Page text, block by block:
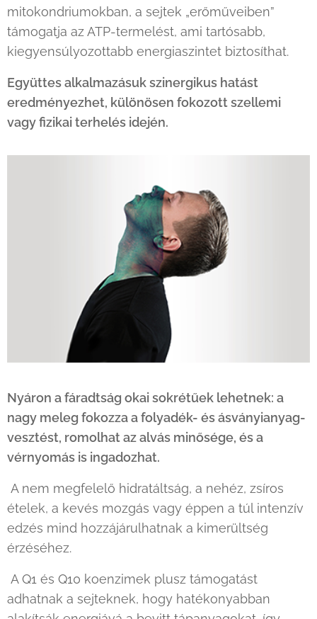
mitokondriumokban, a sejtek „erőműveiben”
támogatja az ATP-termelést, ami tartósabb,
kiegyensúlyozottabb energiaszintet biztosíthat.
Együttes alkalmazásuk szinergikus hatást
eredményezhet, különösen fokozott szellemi
vagy fizikai terhelés idején.
Nyáron a fáradtság okai sokrétűek lehetnek: a
nagy meleg fokozza a folyadék- és ásványianyag-
vesztést, romolhat az alvás minősége, és a
vérnyomás is ingadozhat.
A nem megfelelő hidratáltság, a nehéz, zsíros
ételek, a kevés mozgás vagy éppen a túl intenzív
edzés mind hozzájárulhatnak a kimerültség
érzéséhez.
A Q1 és Q10 koenzimek plusz támogatást
adhatnak a sejteknek, hogy hatékonyabban